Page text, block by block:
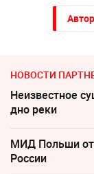
НОВОСТИ
Неизвестное
дно реки
МИД Польши
России